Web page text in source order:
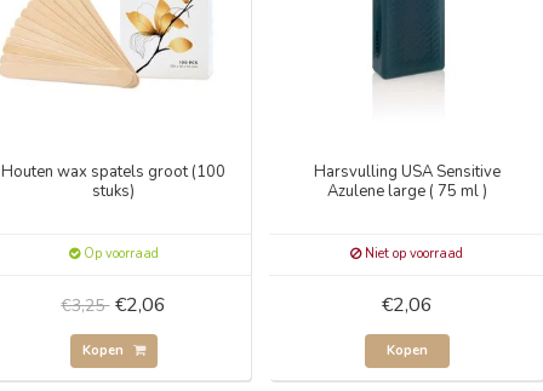
Houten wax spatels groot (100
stuks)
Op voorraad
€3,25 €2,06
Kopen
Harsvulling USA Sensitive
Azulene large ( 75 ml )
Niet op voorraad
€2,06
Kopen